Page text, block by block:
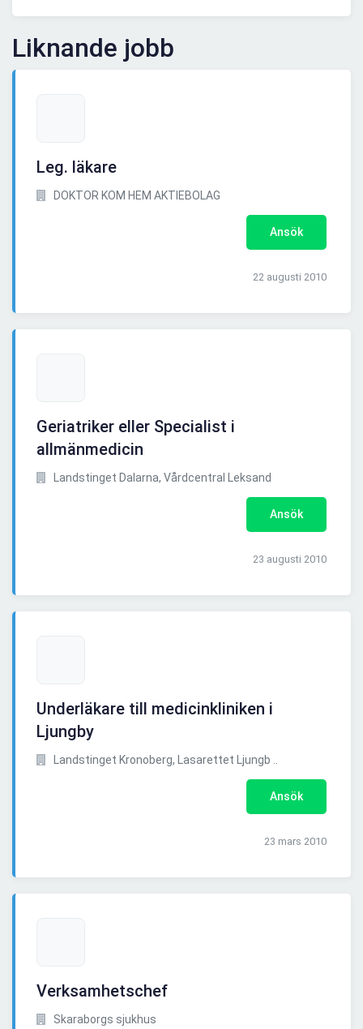
Liknande jobb
Leg. läkare
DOKTOR KOM HEM AKTIEBOLAG
Ansök
22 augusti 2010
Geriatriker eller Specialist i
allmänmedicin
Landstinget Dalarna, Vårdcentral Leksand
Ansök
23 augusti 2010
Underläkare till medicinkliniken i
Ljungby
Landstinget Kronoberg, Lasarettet Ljungb ..
Ansök
23 mars 2010
Verksamhetschef
Skaraborgs sjukhus